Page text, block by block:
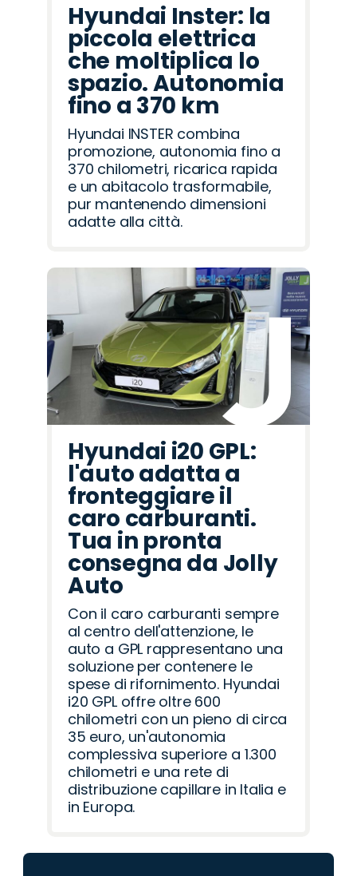
Hyundai Inster: la
piccola elettrica
che moltiplica lo
spazio. Autonomia
fino a 370 km
Hyundai INSTER combina
promozione, autonomia fino a
370 chilometri, ricarica rapida
e un abitacolo trasformabile,
pur mantenendo dimensioni
adatte alla città.
Hyundai i20 GPL:
l'auto adatta a
fronteggiare il
caro carburanti.
Tua in pronta
consegna da Jolly
Auto
Con il caro carburanti sempre
al centro dell'attenzione, le
auto a GPL rappresentano una
soluzione per contenere le
spese di rifornimento. Hyundai
i20 GPL offre oltre 600
chilometri con un pieno di circa
35 euro, un'autonomia
complessiva superiore a 1.300
chilometri e una rete di
distribuzione capillare in Italia e
in Europa.